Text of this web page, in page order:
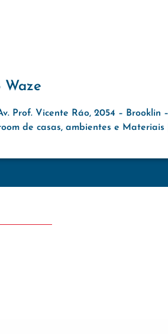
Waze
Prof. Vicente Ráo, 2054 – Brooklin
de casas, ambientes e